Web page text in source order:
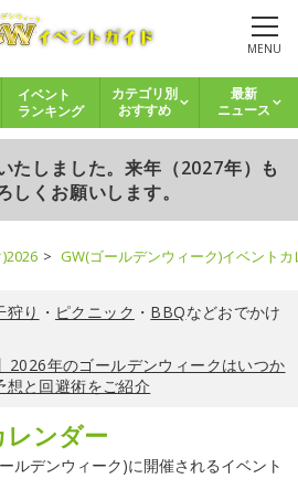
MENU
イベント
ランキング
カテゴリ別
おすすめ
最新
ニュース
たしました。来年（2027年）も
しくお願いします。
GW(ゴールデンウィーク)イベント
狩り ・ ピクニック ・ BBQなどおでかけ
2026年のゴールデンウィークはいつか
想と回避術をご紹介
レンダー
ルデンウィーク)に開催されるイベント